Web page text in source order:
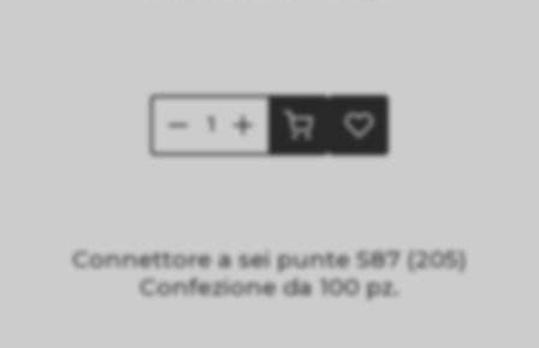
Connettore a sei punte S87 (205)
Confezione da 100 pz.